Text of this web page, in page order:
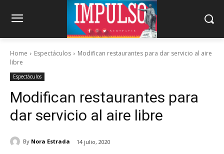
Home Espectáculos
Modifican restaurantes para dar servicio al aire
libre
Espectáculos
Modifican restaurantes para
dar servicio al aire libre
By Nora Estrada 14 julio, 2020